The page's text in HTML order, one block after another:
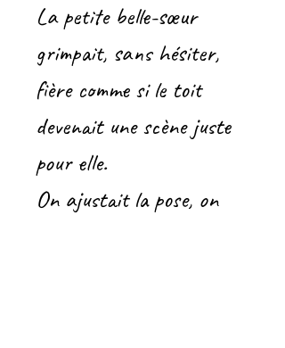
La petite belle-sœur
grimpait, sans hésiter,
fière comme si le toit
devenait une scène juste
pour elle.
On ajustait la pose, on